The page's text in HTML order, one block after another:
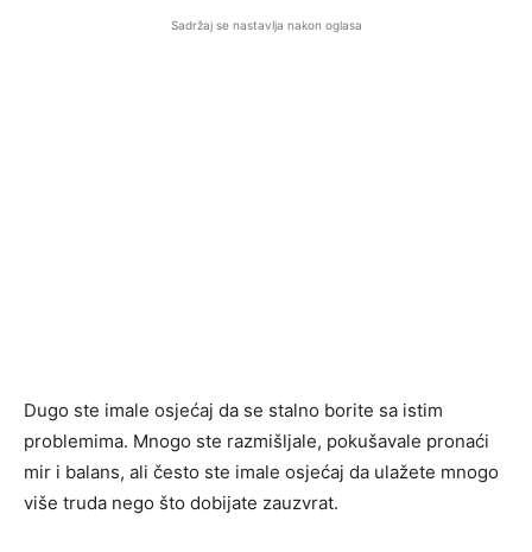
Sadržaj se nastavlja nakon oglasa
Dugo ste imale osjećaj da se stalno borite sa istim
problemima. Mnogo ste razmišljale, pokušavale pronaći
mir i balans, ali često ste imale osjećaj da ulažete mnogo
više truda nego što dobijate zauzvrat.